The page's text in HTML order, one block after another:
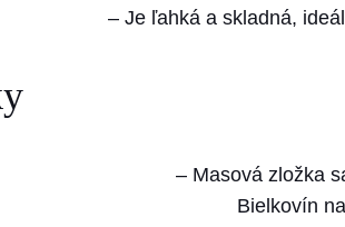
t
k
– Je ľahká a skladná,
– Masová zložka
Bielkovín